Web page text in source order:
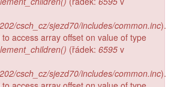
csch_cz/sjezd70/includes/common.inc).
to access array offset on value of type
(řádek: 6595 v
csch_cz/sjezd70/includes/common.inc).